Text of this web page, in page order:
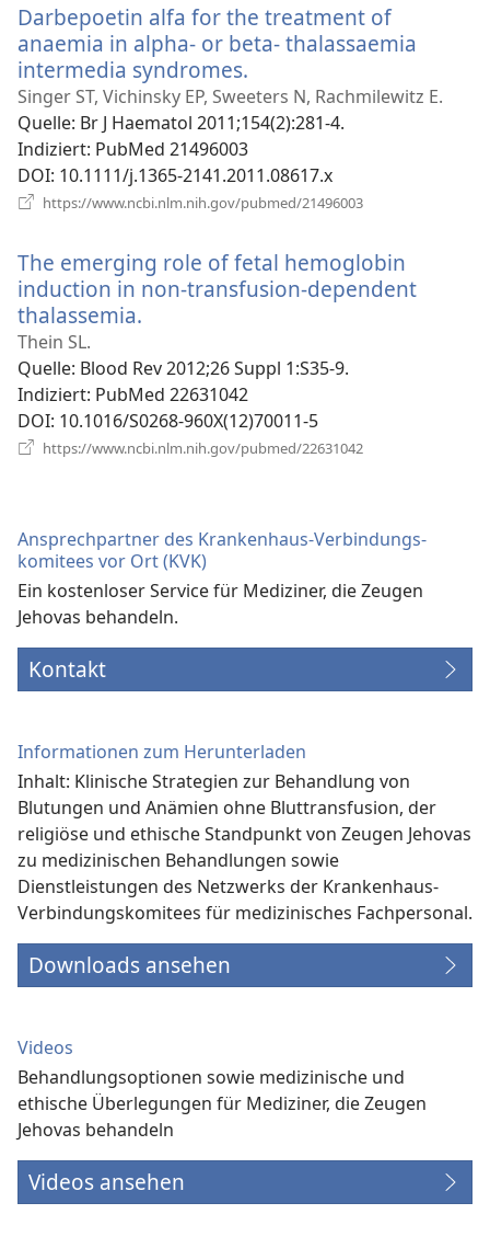
Darbepoetin alfa for the treatment of
anaemia in alpha- or beta- thalassaemia
intermedia syndromes.
neues
Fenster)
Singer ST, Vichinsky EP, Sweeters N, Rachmilewitz E.
Quelle‎: Br J Haematol 2011;154(2):281-4.
Indiziert‎: PubMed 21496003
DOI‎: 10.1111/j.1365-2141.2011.08617.x
https://www.ncbi.nlm.nih.gov/pubmed/21496003
The emerging role of fetal hemoglobin
induction in non-transfusion-dependent
thalassemia.
Fenster)
Thein SL.
Quelle‎: Blood Rev 2012;26 Suppl 1:S35-9.
Indiziert‎: PubMed 22631042
DOI‎: 10.1016/S0268-960X(12)70011-5
https://www.ncbi.nlm.nih.gov/pubmed/22631042
Ansprechpartner des Krankenhaus-Verbindungs­
komitees vor Ort (KVK)
Ein kostenloser Service für Mediziner, die Zeugen
Jehovas behandeln.
Kontakt
Informationen zum Herunterladen
Inhalt: Klinische Strategien zur Behandlung von
Blutungen und Anämien ohne Bluttransfusion, der
religiöse und ethische Standpunkt von Zeugen Jehovas
zu medizinischen Behandlungen sowie
Dienstleistungen des Netzwerks der Krankenhaus-
Verbindungs­komitees für medizinisches Fachpersonal.
Downloads ansehen
Videos
Behandlungsoptionen sowie medizinische und
ethische Überlegungen für Mediziner, die Zeugen
Jehovas behandeln
Videos ansehen